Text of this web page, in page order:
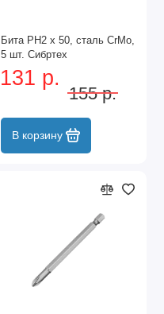
Бита PH2 x 50, сталь CrMo,
5 шт. Сибртех
131 р.
155 р.
В корзину